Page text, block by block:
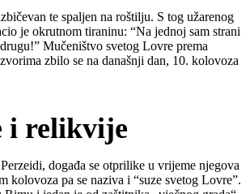
te spaljen na roštilju. S tog užarenog
je okrutnom tiraninu: “Na jednoj sam strani
Mučeništvo svetog Lovre prema
zbilo se na današnji dan, 10. kolovoza
i relikvije
događa se otprilike u vrijeme njegova
kolovoza pa se naziva i “suze svetog Lovre”.